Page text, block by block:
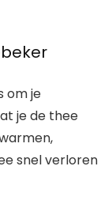
om je
je de thee
snel verloren